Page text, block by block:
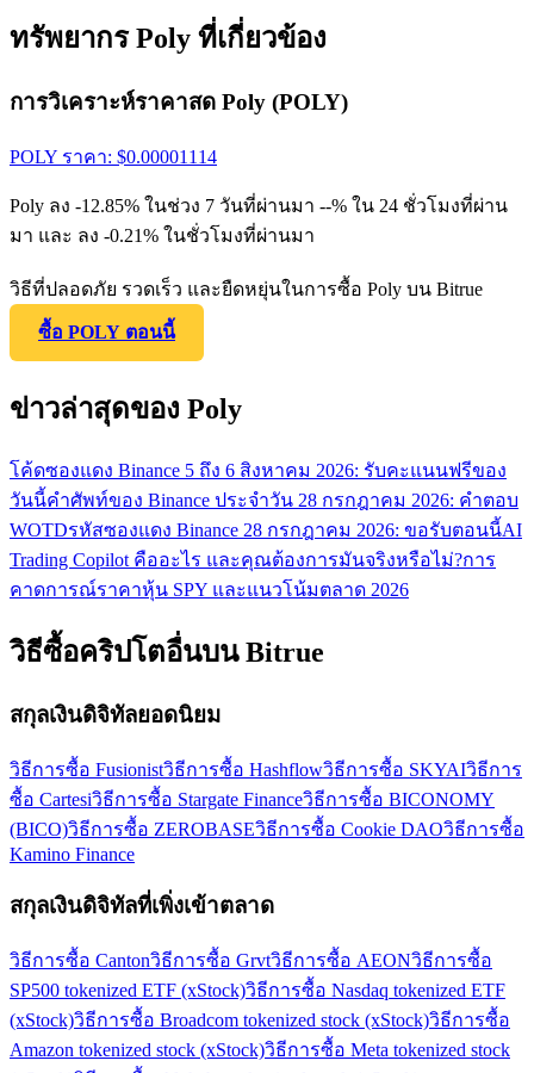
ทรัพยากร Poly ที่เกี่ยวข้อง
การวิเคราะห์ราคาสด Poly (POLY)
POLY ราคา: $0.00001114
Poly ลง -12.85% ในช่วง 7 วันที่ผ่านมา --% ใน 24 ชั่วโมงที่ผ่าน
มา และ ลง -0.21% ในชั่วโมงที่ผ่านมา
วิธีที่ปลอดภัย รวดเร็ว และยืดหยุ่นในการซื้อ Poly บน Bitrue
ซื้อ POLY ตอนนี้
ข่าวล่าสุดของ Poly
โค้ดซองแดง Binance 5 ถึง 6 สิงหาคม 2026: รับคะแนนฟรีของ
วันนี้คำศัพท์ของ Binance ประจำวัน 28 กรกฎาคม 2026: คำตอบ
WOTDรหัสซองแดง Binance 28 กรกฎาคม 2026: ขอรับตอนนี้AI
Trading Copilot คืออะไร และคุณต้องการมันจริงหรือไม่?การ
คาดการณ์ราคาหุ้น SPY และแนวโน้มตลาด 2026
วิธีซื้อคริปโตอื่นบน Bitrue
สกุลเงินดิจิทัลยอดนิยม
วิธีการซื้อ Fusionistวิธีการซื้อ Hashflowวิธีการซื้อ SKYAIวิธีการ
ซื้อ Cartesiวิธีการซื้อ Stargate Financeวิธีการซื้อ BICONOMY
(BICO)วิธีการซื้อ ZEROBASEวิธีการซื้อ Cookie DAOวิธีการซื้อ
Kamino Finance
สกุลเงินดิจิทัลที่เพิ่งเข้าตลาด
วิธีการซื้อ Cantonวิธีการซื้อ Grvtวิธีการซื้อ AEONวิธีการซื้อ
SP500 tokenized ETF (xStock)วิธีการซื้อ Nasdaq tokenized ETF
(xStock)วิธีการซื้อ Broadcom tokenized stock (xStock)วิธีการซื้อ
Amazon tokenized stock (xStock)วิธีการซื้อ Meta tokenized stock